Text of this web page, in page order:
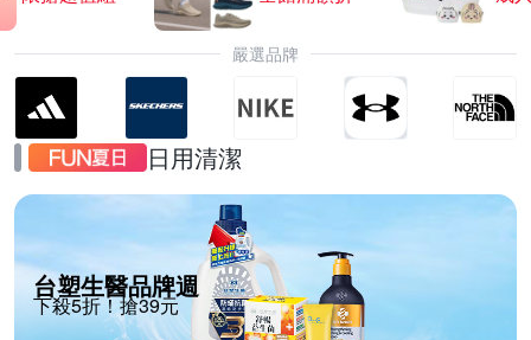
嚴選品牌
日用清潔
台塑生醫品牌週
下殺5折！搶39元